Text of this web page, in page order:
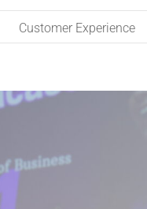
Customer Experience